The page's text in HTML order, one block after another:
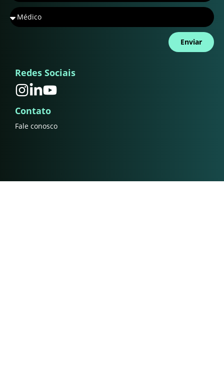
Enviar
Redes Sociais
Contato
Fale conosco